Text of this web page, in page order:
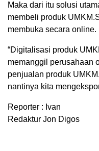
Maka dari itu solusi
membeli produk
membuka secara online.
“Digitalisasi produk
memanggil perusahaan
penjualan produk
nantinya kita
Reporter : Ivan
Redaktur Jon Digos